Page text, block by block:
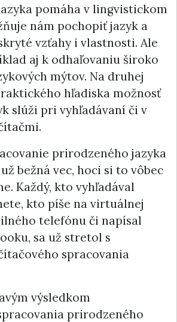
pomáha v lingvistickom
nám pochopiť jazyk a
vzťahy i vlastnosti. Ale
aj k odhaľovaniu široko
mýtov. Na druhej
hľadiska možnosť
slúži pri vyhľadávaní či v
prirodzeného jazyka
bežná vec, hoci si to vôbec
Každý, kto vyhľadával
kto píše na virtuálnej
telefónu či napísal
sa už stretol s
spracovania
výsledkom
prirodzeného